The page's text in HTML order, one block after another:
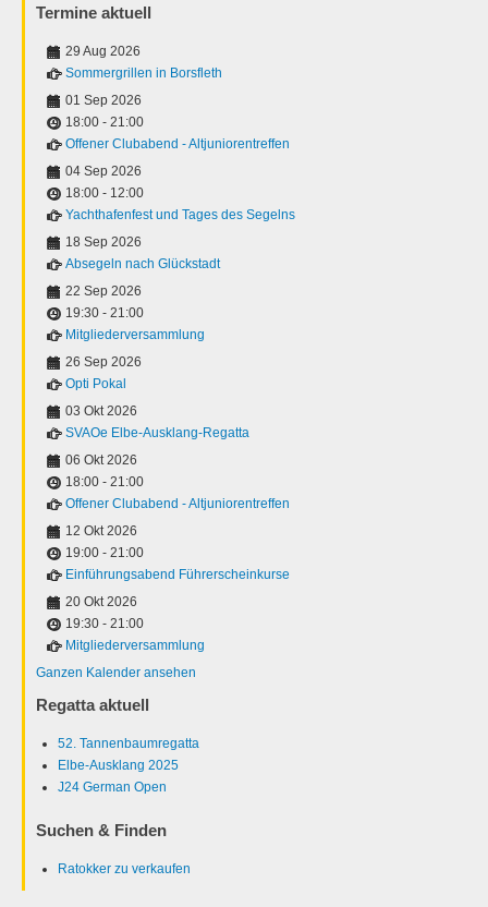
Termine aktuell
29 Aug 2026
Sommergrillen in Borsfleth
01 Sep 2026
18:00 - 21:00
Offener Clubabend - Altjuniorentreffen
04 Sep 2026
18:00 - 12:00
Yachthafenfest und Tages des Segelns
18 Sep 2026
Absegeln nach Glückstadt
22 Sep 2026
19:30 - 21:00
Mitgliederversammlung
26 Sep 2026
Opti Pokal
03 Okt 2026
SVAOe Elbe-Ausklang-Regatta
06 Okt 2026
18:00 - 21:00
Offener Clubabend - Altjuniorentreffen
12 Okt 2026
19:00 - 21:00
Einführungsabend Führerscheinkurse
20 Okt 2026
19:30 - 21:00
Mitgliederversammlung
Ganzen Kalender ansehen
Regatta aktuell
52. Tannenbaumregatta
Elbe-Ausklang 2025
J24 German Open
Suchen & Finden
Ratokker zu verkaufen